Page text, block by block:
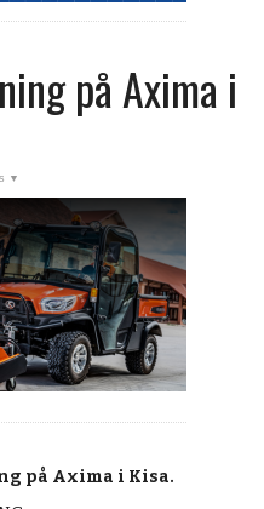
på Axima i
på Axima i Kisa.